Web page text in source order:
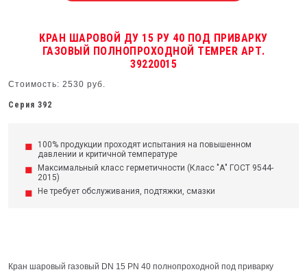
КРАН ШАРОВОЙ ДУ 15 РУ 40 ПОД ПРИВАРКУ
ГАЗОВЫЙ ПОЛНОПРОХОДНОЙ TEMPER АРТ.
39220015
Стоимость: 2530 руб.
Серия 392
100% продукции проходят испытания на повышенном
давлении и критичной температуре
Максимальный класс герметичности (Класс "А" ГОСТ 9544-
2015)
Не требует обслуживания, подтяжки, смазки
Кран шаровый газовый DN 15 PN 40 полнопроходной под приварку